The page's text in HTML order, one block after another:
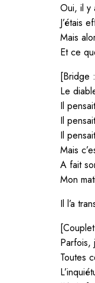
Oui, il y
J’étais
Mais
Et ce
[Bridge
Le
Il
Il
Il
Mais
A fait
Mon
Il l’a
Parfois,
Toutes